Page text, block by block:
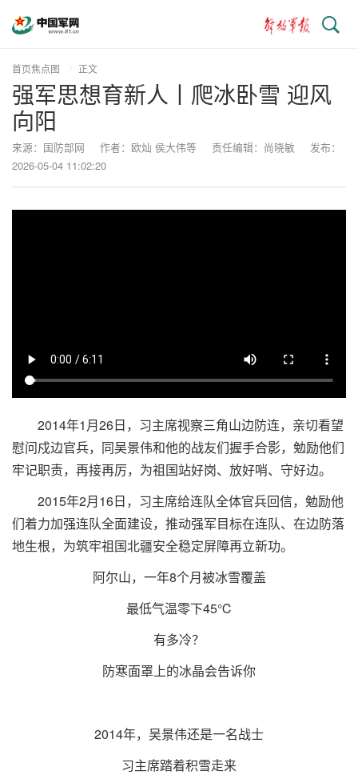
搜
索
首页焦点图 正文
强军思想育新人丨爬冰卧雪 迎风
向阳
来源：国防部网 作者：欧灿 侯大伟等 责任编辑：尚晓敏
发布：
2026-05-04 11:02:20
2014年1月26日，习主席视察三角山边防连，亲切看望
慰问戍边官兵，同吴景伟和他的战友们握手合影，勉励他们
牢记职责，再接再厉，为祖国站好岗、放好哨、守好边。
2015年2月16日，习主席给连队全体官兵回信，勉励他
们着力加强连队全面建设，推动强军目标在连队、在边防落
地生根，为筑牢祖国北疆安全稳定屏障再立新功。
阿尔山，一年8个月被冰雪覆盖
最低气温零下45℃
有多冷？
防寒面罩上的冰晶会告诉你
2014年，吴景伟还是一名战士
习主席踏着积雪走来